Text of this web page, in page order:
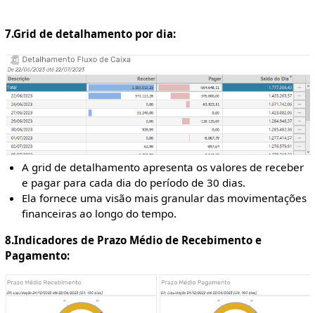
7.Grid de detalhamento por dia:
A grid de detalhamento apresenta os valores de receber
e pagar para cada dia do período de 30 dias.
Ela fornece uma visão mais granular das movimentações
financeiras ao longo do tempo.
8.Indicadores de Prazo Médio de Recebimento e
Pagamento: